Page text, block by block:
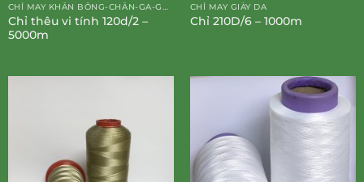
CHỈ MAY KHĂN BÔNG-CHĂN-GA-GỐI-ĐỆM
Chỉ thêu vi tính 120d/2 –
5000m
CHỈ MAY GIÀY DA
Chỉ 210D/6 – 1000m